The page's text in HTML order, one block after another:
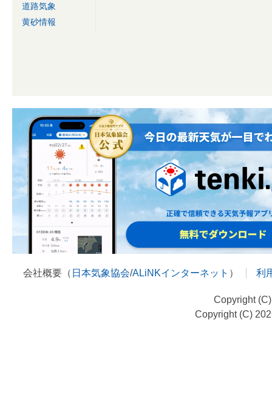
道路気象
黄砂情報
会社概要（ 日本気象協会/ALiNKインターネット ） 利
Copyright
Copyright (C)